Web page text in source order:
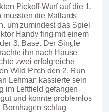
Pickoff-Wurf auf die 1.
mussten die Mallards
um zumindest das Spiel
Handy fing mit einem
3. Base. Der Single
ihn nach Hause
zwei erfolgreiche
Wild Pitch den 2. Run
Lehman kassierte sein
im Leftfield gefangen
und konnte problemlos
Bornhagen schlug